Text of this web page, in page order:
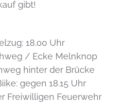
gibt!
18.00 Uhr
/ Ecke Melnknop
hinter der Brücke
gegen 18.15 Uhr
Freiwilligen Feuerwehr